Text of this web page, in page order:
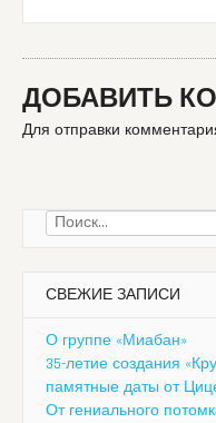
ДОБАВИТЬ
Для отправки
Найти:
СВЕЖИЕ ЗАПИСИ
О группе «Миабан»
35-летие создания
памятные даты от
От гениального